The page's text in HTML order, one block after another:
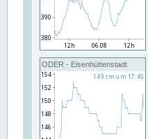
ODER - Eisenhüttenstadt